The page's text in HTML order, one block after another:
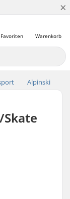
×
Warenkorb
Favoriten
Alpinski